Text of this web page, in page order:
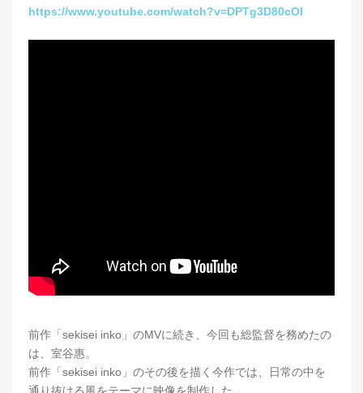
https://www.youtube.com/watch?v=DPTg3D80cOI
前作「sekisei inko」のMVに続き、今回も総監督を務めたの
は、室谷惠。
前作「sekisei inko」のその後を描く今作では、日常の中を
通り抜ける風をテーマに映像を制作した。